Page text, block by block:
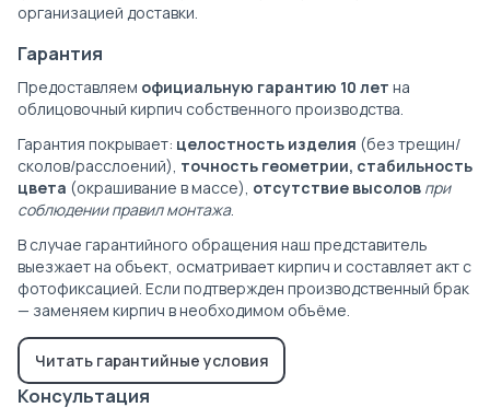
организацией доставки.
Гарантия
Предоставляем официальную гарантию 10 лет на
облицовочный кирпич собственного производства.
Гарантия покрывает: целостность изделия (без трещин/
сколов/расслоений), точность геометрии, стабильность
цвета (окрашивание в массе), отсутствие высолов при
соблюдении правил монтажа.
В случае гарантийного обращения наш представитель
выезжает на объект, осматривает кирпич и составляет акт с
фотофиксацией. Если подтвержден производственный брак
— заменяем кирпич в необходимом объёме.
Читать гарантийные условия
Консультация